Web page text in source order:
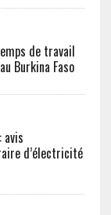
de travail
Burkina Faso
avis
d’électricité